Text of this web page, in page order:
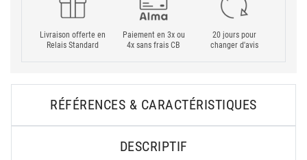
Livraison offerte en
Relais Standard
Paiement en 3x ou
4x sans frais CB
20 jours pour
changer d'avis
RÉFÉRENCES & CARACTÉRISTIQUES
DESCRIPTIF